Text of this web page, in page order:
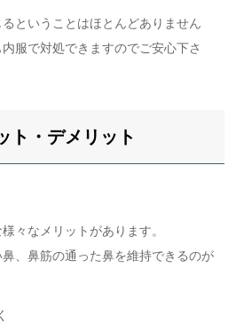
ということはほとんどありません
服で対処できますのでご安心下さ
ト・デメリット
々なメリットがあります。
、鼻筋の通った鼻を維持できるのが